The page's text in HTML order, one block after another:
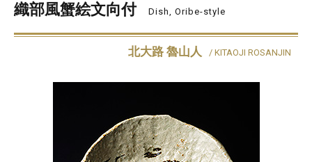
織部風蟹絵文向付 Dish, Oribe-style
北大路 魯山人 / KITAOJI ROSANJIN